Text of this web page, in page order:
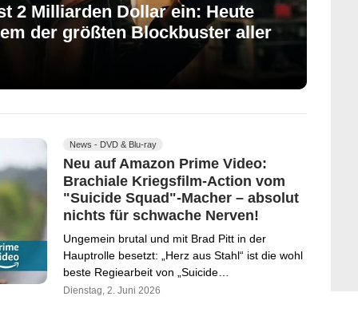
2 Milliarden Dollar ein: Heute
der größten Blockbuster aller
News - DVD & Blu-ray
Neu auf Amazon Prime Video:
Brachiale Kriegsfilm-Action vom
"Suicide Squad"-Macher – absolut
nichts für schwache Nerven!
Ungemein brutal und mit Brad Pitt in der
Hauptrolle besetzt: „Herz aus Stahl“ ist die wohl
beste Regiearbeit von „Suicide…
Dienstag, 2. Juni 2026